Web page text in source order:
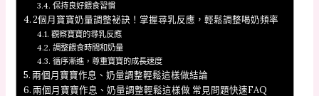
保持良好餵食習慣
2個月寶寶奶量調整祕訣！掌握尋乳反應，輕鬆調整喝奶頻率
觀察寶寶的尋乳反應
調整餵食時間和奶量
循序漸進，尊重寶寶的成長速度
兩個月寶寶作息、奶量調整輕鬆這樣做結論
兩個月寶寶作息、奶量調整輕鬆這樣做 常見問題快速FAQ